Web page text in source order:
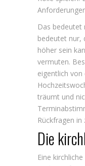
Das bedeutet
bedeutet nur,
höher sein
vermuten.
eigentlich
träumt und
Rückfragen in
Die
Eine